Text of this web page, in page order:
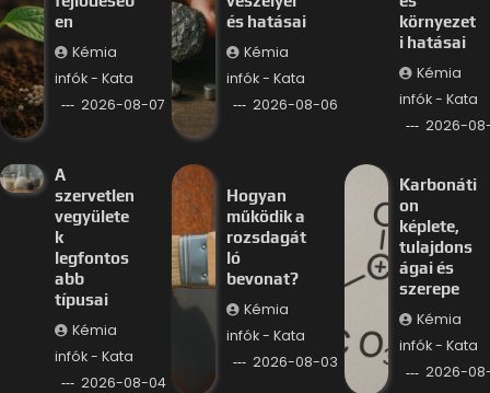
en
Kémia
infók - Kata
2026-08-07
és hatásai
Kémia
infók - Kata
2026-08-06
környezet
i hatásai
Kémia
infók - Kata
2026-
A
szervetlen
vegyülete
k
legfontos
abb
típusai
Kémia
infók - Kata
2026-08-04
Hogyan
működik a
rozsdagát
ló
bevonat?
Kémia
infók - Kata
2026-08-03
Karbonáti
on
képlete,
tulajdons
ágai és
szerepe
Kémia
infók - Kata
2026-